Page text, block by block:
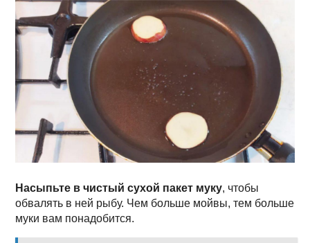
Насыпьте в чистый сухой пакет муку, чтобы
обвалять в ней рыбу. Чем больше мойвы, тем больше
муки вам понадобится.